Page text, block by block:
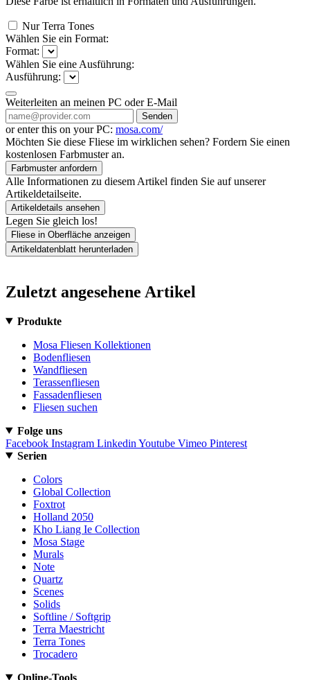
Nur Terra Tones
Wählen Sie ein Format:
Format:
Wählen Sie eine Ausführung:
Ausführung:
Weiterleiten an meinen PC oder E-Mail
Senden
or enter this on your PC: mosa.com/
Möchten Sie diese Fliese im wirklichen sehen? Fordern Sie einen
kostenlosen Farbmuster an.
Farbmuster anfordern
Alle Informationen zu diesem Artikel finden Sie auf unserer
Artikeldetailseite.
Artikeldetails ansehen
Legen Sie gleich los!
Fliese in Oberfläche anzeigen
Artikeldatenblatt herunterladen
Zuletzt angesehene Artikel
Produkte
Mosa Fliesen Kollektionen
Bodenfliesen
Wandfliesen
Terassenfliesen
Fassadenfliesen
Fliesen suchen
Folge uns
Facebook Instagram Linkedin Youtube Vimeo Pinterest
Serien
Colors
Global Collection
Foxtrot
Holland 2050
Kho Liang Ie Collection
Mosa Stage
Murals
Note
Quartz
Scenes
Solids
Softline / Softgrip
Terra Maestricht
Terra Tones
Trocadero
Online-Tools